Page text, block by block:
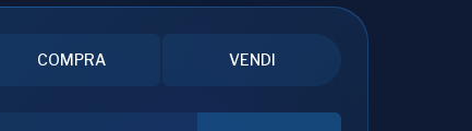
COMPRA VENDI